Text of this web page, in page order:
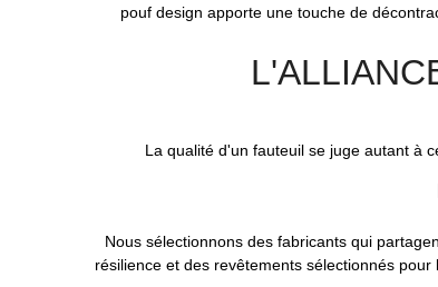
pouf design apporte une touche de
La qualité d'un fauteuil se juge autant à
Nous sélectionnons des fabricants qui
résilience et des revêtements sélectionnés